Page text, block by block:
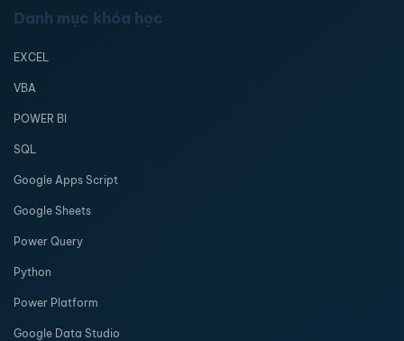
Danh mục khóa học
EXCEL
VBA
POWER BI
SQL
Google Apps Script
Google Sheets
Power Query
Python
Power Platform
Google Data Studio